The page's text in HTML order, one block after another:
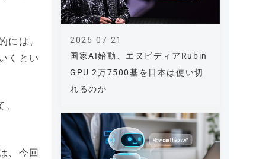
には、
くとい
、今回
国家AI始動、エヌビディアRubin
GPU 2万7500基を日本は使い切
れるのか
2026-07-21